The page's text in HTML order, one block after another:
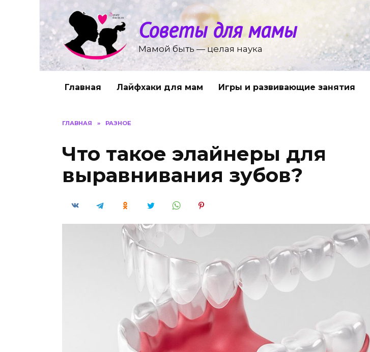
содержанию
Советы для мамы
Мамой быть — целая наука
Главная Лайфхаки для мам Игры и развивающие занятия
ГЛАВНАЯ » РАЗНОЕ
Что такое элайнеры для
выравнивания зубов?